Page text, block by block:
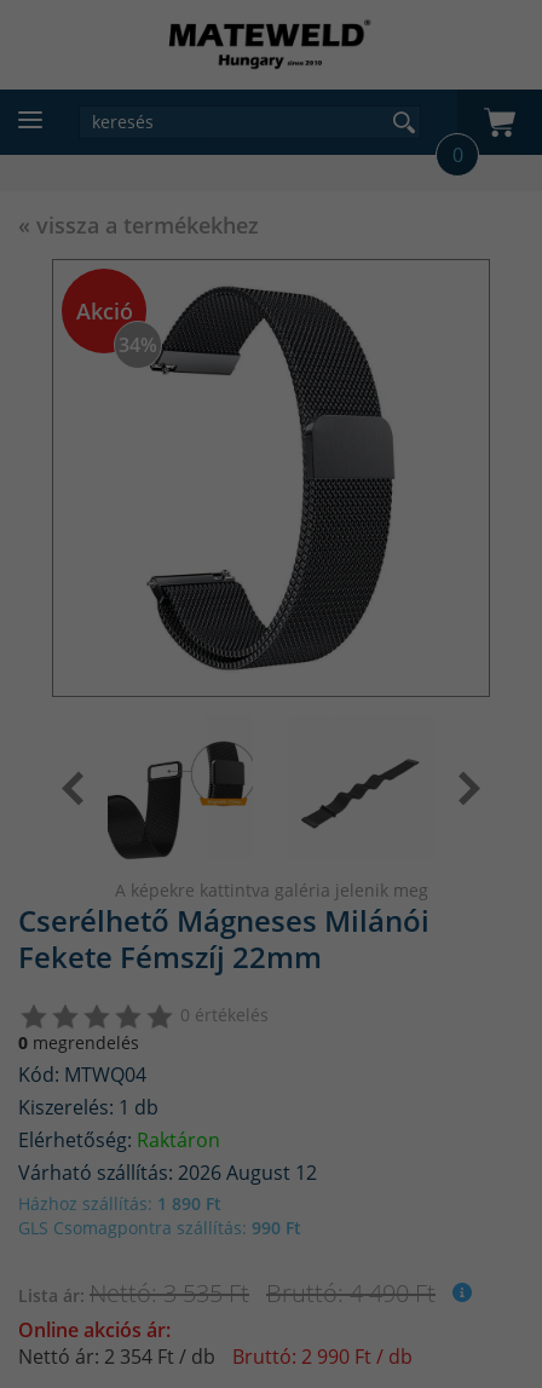
0
« vissza a termékekhez
Akció
34%
A képekre kattintva galéria jelenik meg
Cserélhető Mágneses Milánói
Fekete Fémszíj 22mm
0 értékelés
0 megrendelés
Kód: MTWQ04
Kiszerelés: 1 db
Elérhetőség: Raktáron
Várható szállítás: 2026 August 12
Házhoz szállítás: 1 890 Ft
GLS Csomagpontra szállítás: 990 Ft
Lista ár: Nettó: 3 535 Ft Bruttó: 4 490 Ft
Online akciós ár:
Nettó ár: 2 354 Ft / db
Bruttó: 2 990 Ft / db